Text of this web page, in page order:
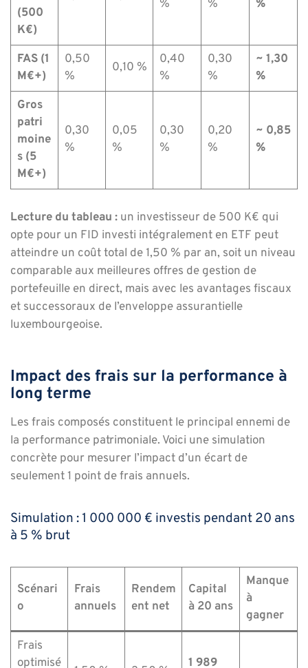
(500
K€)
% % %
FAS (1
M€+)
0,50
%
0,10 %
0,40
%
0,30
%
~ 1,30
%
Gros
patri
moine
s (5
M€+)
0,30
%
0,05
%
0,30
%
0,20
%
~ 0,85
%
Lecture du tableau : un investisseur de 500 K€ qui
opte pour un FID investi intégralement en ETF peut
atteindre un coût total de 1,50 % par an, soit un niveau
comparable aux meilleures offres de gestion de
portefeuille en direct, mais avec les avantages fiscaux
et successoraux de l’enveloppe assurantielle
luxembourgeoise.
Impact des frais sur la performance à
long terme
Les frais composés constituent le principal ennemi de
la performance patrimoniale. Voici une simulation
concrète pour mesurer l’impact d’un écart de
seulement 1 point de frais annuels.
Simulation : 1 000 000 € investis pendant 20 ans
à 5 % brut
Scénari
o
Frais
annuels
Rendem
ent net
Capital
à 20 ans
Manque
à
gagner
Frais
optimisé
1 989